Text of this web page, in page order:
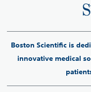
Boston Scientific is
innovative medical